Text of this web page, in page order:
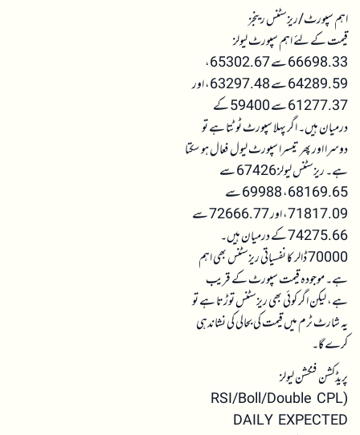
اہم سپورٹ/ریزسٹنس رینجز
قیمت کے لئے اہم سپورٹ لیولز
66698.33 سے 65302.67،
64289.59 سے 63297.48، اور
61277.37 سے 59400 کے
درمیان ہیں۔ اگر پہلا سپورٹ ٹوٹتا ہے تو
دوسرا اور پھر تیسرا سپورٹ لیول فعال ہو سکتا
ہے۔ ریزسٹنس لیولز 67426 سے
68169.65، 69988 سے
71817.09، اور 72666.77 سے
74275.66 کے درمیان ہیں۔
70000 ڈالر کا نفسیاتی ریزسٹنس بھی اہم
ہے۔ موجودہ قیمت سپورٹ کے قریب
ہے، لیکن اگر کوئی بھی ریزسٹنس توڑتا ہے تو
یہ شارٹ ٹرم میں قیمت کی بحالی کی نشاندہی
کرے گا۔
پریڈکشن فنکشن لیولز
(RSI/Boll/Double CPL
DAILY EXPECTED